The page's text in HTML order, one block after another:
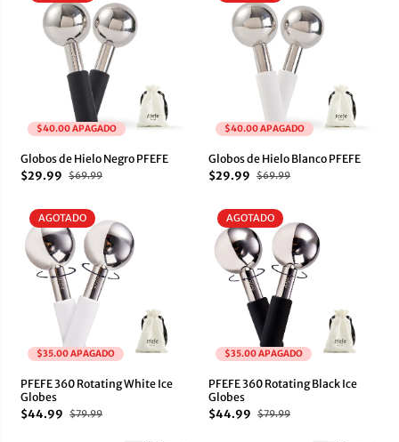
$40.00 APAGADO
Globos de Hielo Negro PFEFE
$29.99
$69.99
$40.00 APAGADO
Globos de Hielo Blanco PFEFE
$29.99
$69.99
$35.00 APAGADO
AGOTADO
PFEFE 360 Rotating White Ice
Globes
$44.99
$79.99
$35.00 APAGADO
AGOTADO
PFEFE 360 Rotating Black Ice
Globes
$44.99
$79.99